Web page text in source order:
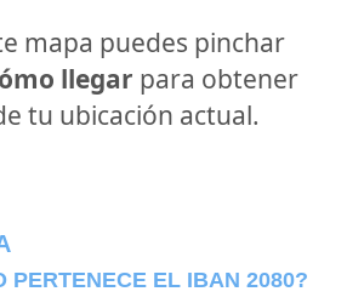
mapa puedes pinchar
llegar para obtener
tu ubicación actual.
PERTENECE EL IBAN 2080?